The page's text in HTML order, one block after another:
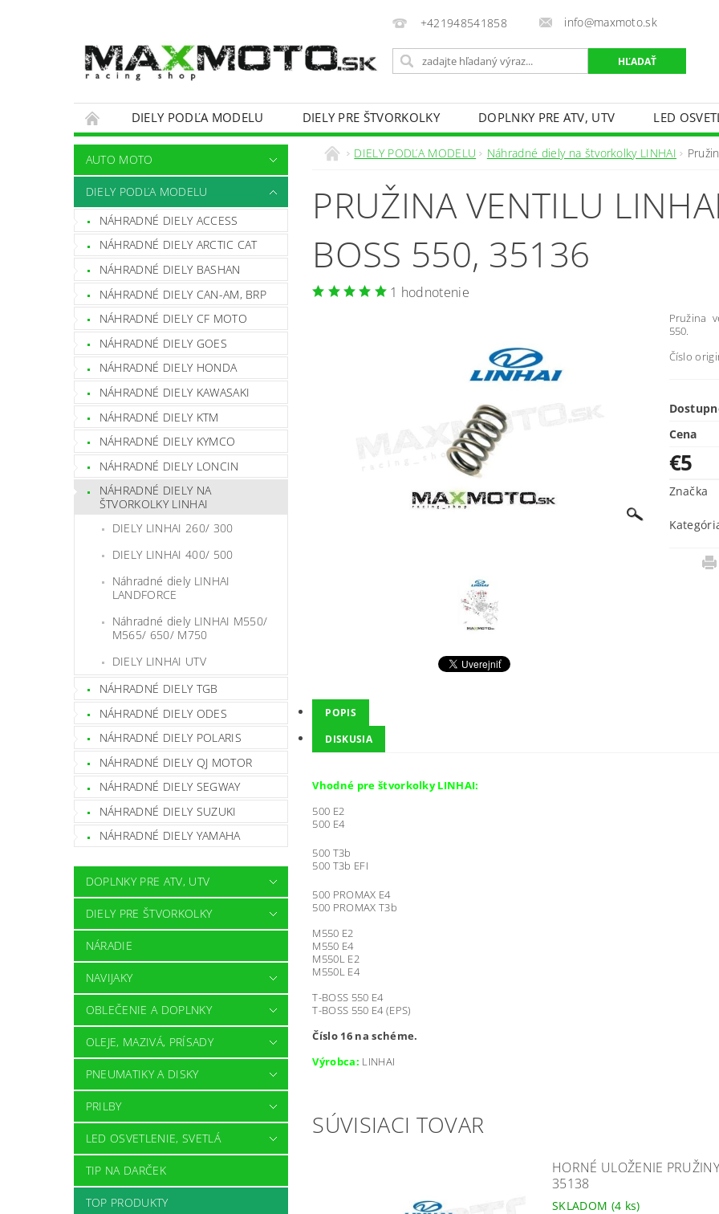
+421948541858 info@maxmoto.sk
DIELY PODĽA MODELU DIELY PRE ŠTVORKOLKY DOPLNKY PRE ATV, UTV
LED
OBCHODNÉ PODMIENKY
KONTAKTY
AUTO MOTO
DIELY PODĽA MODELU
NÁHRADNÉ DIELY ACCESS
NÁHRADNÉ DIELY ARCTIC CAT
NÁHRADNÉ DIELY BASHAN
NÁHRADNÉ DIELY CAN-AM, BRP
NÁHRADNÉ DIELY CF MOTO
NÁHRADNÉ DIELY GOES
NÁHRADNÉ DIELY HONDA
NÁHRADNÉ DIELY KAWASAKI
NÁHRADNÉ DIELY KTM
NÁHRADNÉ DIELY KYMCO
NÁHRADNÉ DIELY LONCIN
NÁHRADNÉ DIELY NA
ŠTVORKOLKY LINHAI
DIELY LINHAI 260/ 300
DIELY LINHAI 400/ 500
Náhradné diely LINHAI
LANDFORCE
Náhradné diely LINHAI M550/
M565/ 650/ M750
DIELY LINHAI UTV
NÁHRADNÉ DIELY TGB
NÁHRADNÉ DIELY ODES
NÁHRADNÉ DIELY POLARIS
NÁHRADNÉ DIELY QJ MOTOR
NÁHRADNÉ DIELY SEGWAY
NÁHRADNÉ DIELY SUZUKI
NÁHRADNÉ DIELY YAMAHA
DOPLNKY PRE ATV, UTV
DIELY PRE ŠTVORKOLKY
NÁRADIE
NAVIJAKY
OBLEČENIE A DOPLNKY
OLEJE, MAZIVÁ, PRÍSADY
PNEUMATIKY A DISKY
PRILBY
LED OSVETLENIE, SVETLÁ
TIP NA DARČEK
TOP PRODUKTY
DIELY PODĽA MODELU Náhradné diely na štvorkolky LINHAI
PRUŽINA VENTILU
BOSS 550, 35136
1 hodnotenie
Pružina
550.
Číslo
Cena
€5
Značka
POPIS
DISKUSIA
Vhodné pre štvorkolky LINHAI:
500 E2
500 E4
500 T3b
500 T3b EFI
500 PROMAX E4
500 PROMAX T3b
M550 E2
M550 E4
M550L E2
M550L E4
T-BOSS 550 E4
T-BOSS 550 E4 (EPS)
Číslo 16 na schéme.
Výrobca: LINHAI
SÚVISIACI TOVAR
HORNÉ ULOŽENIE
35138
SKLADOM (4 ks)